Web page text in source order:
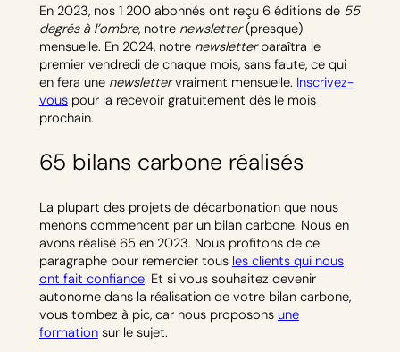
En 2023, nos 1 200 abonnés ont reçu 6 éditions de 55
degrés à l’ombre, notre newsletter(presque)
mensuelle. En 2024, notre newsletterparaîtra le
premier vendredi de chaque mois, sans faute, ce qui
en fera une newslettervraiment mensuelle. Inscrivez-
vouspour la recevoir gratuitement dès le mois
prochain.
65 bilans carbone réalisés
La plupart des projets de décarbonation que nous
menons commencent par un bilan carbone. Nous en
avons réalisé 65 en 2023. Nous profitons de ce
paragraphe pour remercier tous les clients qui nous
ont fait confiance. Et si vous souhaitez devenir
autonome dans la réalisation de votre bilan carbone,
vous tombez à pic, car nous proposons une
formationsur le sujet.